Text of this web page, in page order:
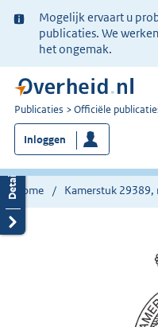
Ter
informatie:
Mogelijk ervaart u
publicaties. We
het ongemak.
U
bent
nu
hier:
Publicaties Officiële
Inloggen
Home Kamerstuk 29389,